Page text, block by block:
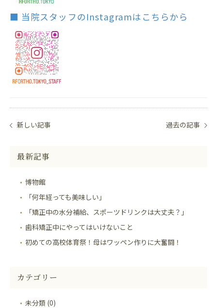
■ 当院スタッフのInstagramはこちらから
新しい記事 過去の記事
最新記事
博物館
「何年経っても美味しい」
「矯正中の水分補給、スポーツドリンクは大丈夫？」
歯科矯正中にやってはいけないこと
初めての高校体育祭！母はワッペン作りに大奮闘！
カテゴリー
未分類 (0)